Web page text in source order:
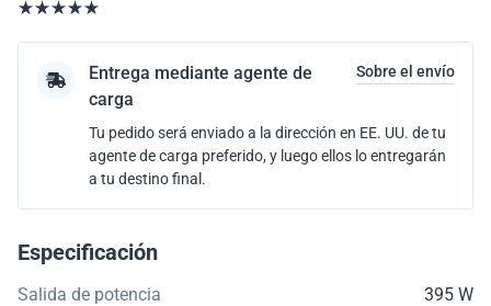
Entrega mediante agente de
carga
Sobre el envío
Tu pedido será enviado a la dirección en EE. UU. de tu
agente de carga preferido, y luego ellos lo entregarán
a tu destino final.
Especificación
Salida de potencia
395 W